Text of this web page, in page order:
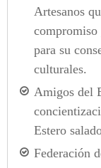
Artesanos
compromiso
para su
culturales.
Amigos del
Estero
Federación